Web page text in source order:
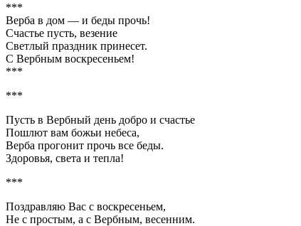
***
Верба в дом — и беды прочь!
Счастье пусть, везение
Светлый праздник принесет.
С Вербным воскресеньем!
***
***
Пусть в Вербный день добро и счастье
Пошлют вам божьи небеса,
Верба прогонит прочь все беды.
Здоровья, света и тепла!
***
Поздравляю Вас с воскресеньем,
Не с простым, а с Вербным, весенним.